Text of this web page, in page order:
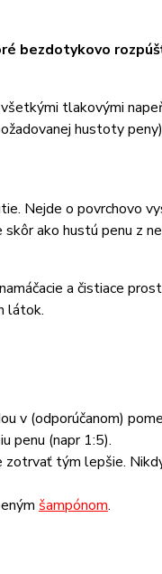
bezdotykovo
tlakovými
hustoty
Nejde o povrchovo
ako hustú penu z
a čistiace
látok.
v (odporúčanom)
penu (napr 1:5).
zotrvať tým lepšie.
šampónom.